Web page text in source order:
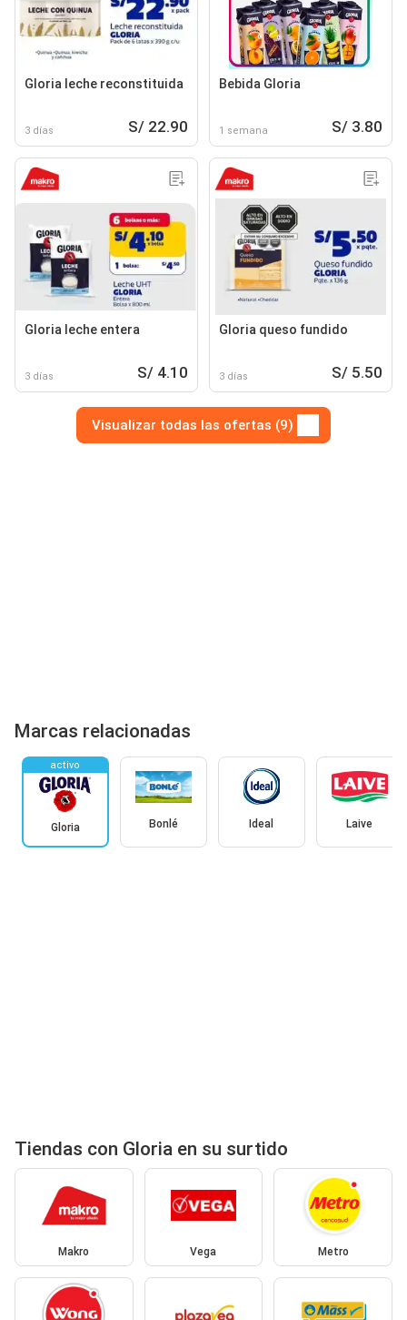
Gloria leche reconstituida
3 días S/ 22.90
Bebida Gloria
1 semana S/ 3.80
Gloria leche entera
3 días S/ 4.10
Gloria queso fundido
3 días S/ 5.50
Visualizar todas las ofertas (9)
Marcas relacionadas
activo
Gloria Bonlé Ideal Laive
Tiendas con Gloria en su surtido
Makro Vega Metro